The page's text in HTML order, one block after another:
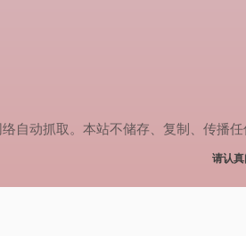
自动抓取。本站不储存、复制、传播
请认